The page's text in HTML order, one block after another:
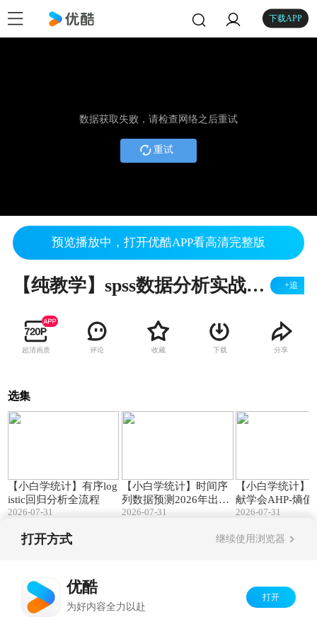
下载APP
数据获取失败，请检查网络之后重试
重试
预览播放中，打开优酷APP看高清完整版
【纯教学】spss数据分析实战系列之单-多选分析（SPSSAU实现） +追
超清画质 评论 收藏 下载 分享
选集
【小白学统计】有序log
istic回归分析全流程
2026-07-31
【小白学统计】时间序
列数据预测2026年出生
人口为710万到723万
2026-07-31
【小白学统计】
献学会AHP-熵值
指标体系构建
2026-07-31
打开方式 继续使用浏览器
优酷
为好内容全力以赴
打开